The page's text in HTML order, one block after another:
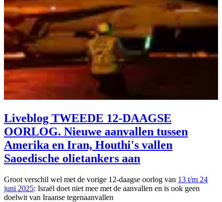
Liveblog TWEEDE 12-DAAGSE
OORLOG. Nieuwe aanvallen tussen
Amerika en Iran, Houthi's vallen
Saoedische olietankers aan
Groot verschil wel met de vorige 12-daagse oorlog van 13 t/m 24
juni 2025: Israël doet niet mee met de aanvallen en is ook geen
doelwit van Iraanse tegenaanvallen